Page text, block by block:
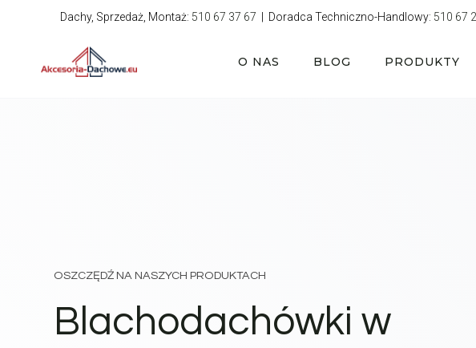
Dachy, Sprzedaż, Montaż: 510 67 37 67 | Doradca Techniczno-Handlowy: 510 67
O NAS BLOG PRODUKTY
OSZCZĘDŹ NA NASZYCH PRODUKTACH
Blachodachówki w